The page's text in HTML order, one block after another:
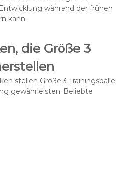
während der frühen
kann.
die Größe 3
stellen Größe 3 Trainingsbälle
gewährleisten. Beliebte